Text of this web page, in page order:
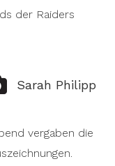
der Raiders
Sarah Philipp
vergaben die